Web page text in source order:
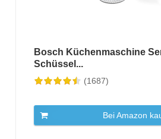
Bosch Küchenmaschine
Schüssel...
(1687)
Bei Amazon